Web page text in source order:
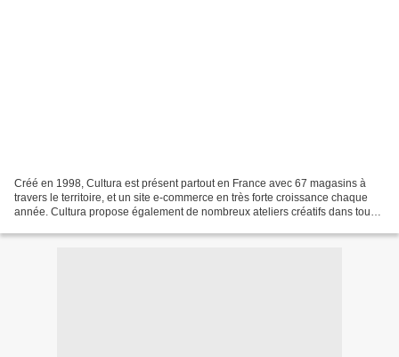
Créé en 1998, Cultura est présent partout en France avec 67 magasins à
travers le territoire, et un site e-commerce en très forte croissance chaque
année. Cultura propose également de nombreux ateliers créatifs dans tous